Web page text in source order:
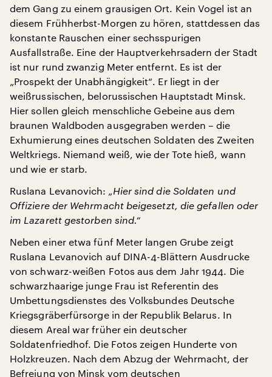
dem Gang zu einem grausigen Ort. Kein Vogel ist an
diesem Frühherbst-Morgen zu hören, stattdessen das
konstante Rauschen einer sechsspurigen
Ausfallstraße. Eine der Hauptverkehrsadern der Stadt
ist nur rund zwanzig Meter entfernt. Es ist der
„Prospekt der Unabhängigkeit“. Er liegt in der
weißrussischen, belorussischen Hauptstadt Minsk.
Hier sollen gleich menschliche Gebeine aus dem
braunen Waldboden ausgegraben werden – die
Exhumierung eines deutschen Soldaten des Zweiten
Weltkriegs. Niemand weiß, wie der Tote hieß, wann
und wie er starb.
Ruslana Levanovich: „Hier sind die Soldaten und
Offiziere der Wehrmacht beigesetzt, die gefallen oder
im Lazarett gestorben sind.“
Neben einer etwa fünf Meter langen Grube zeigt
Ruslana Levanovich auf DINA-4-Blättern Ausdrucke
von schwarz-weißen Fotos aus dem Jahr 1944. Die
schwarzhaarige junge Frau ist Referentin des
Umbettungsdienstes des Volksbundes Deutsche
Kriegsgräberfürsorge in der Republik Belarus. In
diesem Areal war früher ein deutscher
Soldatenfriedhof. Die Fotos zeigen Hunderte von
Holzkreuzen. Nach dem Abzug der Wehrmacht, der
Befreiung von Minsk vom deutschen